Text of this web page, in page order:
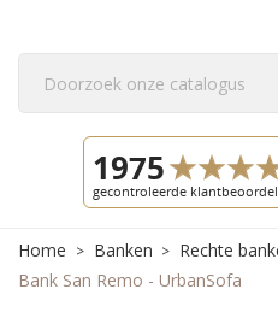
Home Banken
Rechte
Bank San Remo - UrbanSofa